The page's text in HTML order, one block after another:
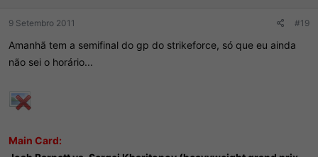
9 Setembro 2011 #19
Amanhã tem a semifinal do gp do strikeforce, só que eu ainda
não sei o horário...
Main Card: